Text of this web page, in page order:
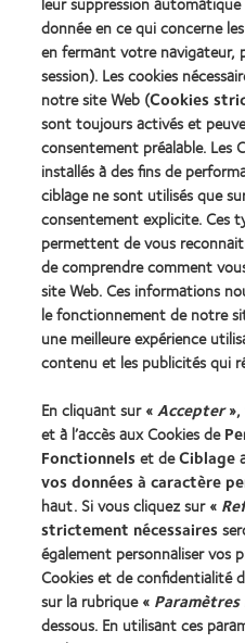
produit
pour
MyDay™
(2013)
more
about
2012
&
2010
Best
Companies
for
Leaders
(2012)
Learn
more
about
ODMA
2011
(2011)
Nos produits
Technologie des lentilles
Trouver un specialiste
Lentilles de contact et
Nouveau porteur
Porteur de longue date
donnée en ce qui concerne
en fermant votre navigateur,
session). Les cookies
notre site Web (Cookies
sont toujours activés et
consentement préalable. Les
installés à des fins de
ciblage ne sont utilisés que
consentement explicite. Ces
permettent de vous
de comprendre comment
site Web. Ces informations
le fonctionnement de notre
une meilleure expérience
contenu et les publicités qui
En cliquant sur «Accepter»,
et à l’accès aux Cookies de
Fonctionnelset deCiblage
vos données à caractère
haut. Si vous cliquez sur «
strictement nécessaires
également personnaliser vos
Cookies et de confidentialité
sur la rubrique «
dessous. En utilisant ces